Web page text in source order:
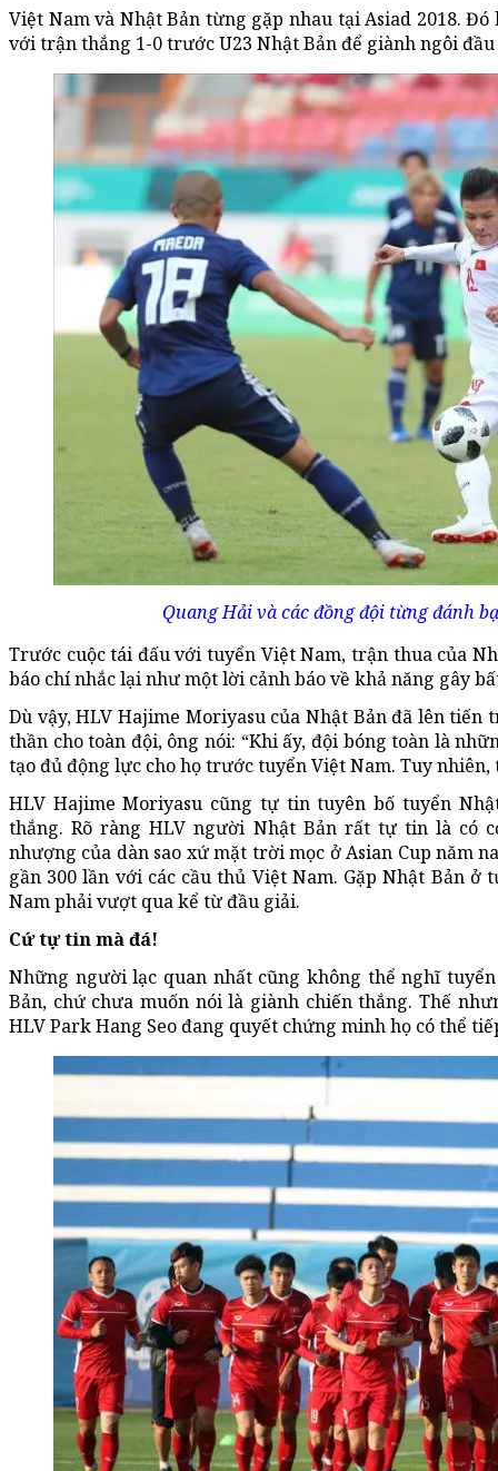
Việt Nam và Nhật Bản từng gặp nhau tại Asiad 2018.
với trận thắng 1-0 trước U23 Nhật Bản để giành ngôi
Quang Hải và các đồng đội từng đánh
Trước cuộc tái đấu với tuyển Việt Nam, trận thua của
báo chí nhắc lại như một lời cảnh báo về khả năng gây
Dù vậy, HLV Hajime Moriyasu của Nhật Bản đã lên
thần cho toàn đội, ông nói: “Khi ấy, đội bóng toàn là
tạo đủ động lực cho họ trước tuyển Việt Nam. Tuy nhiên,
HLV Hajime Moriyasu cũng tự tin tuyên bố tuyển
thắng. Rõ ràng HLV người Nhật Bản rất tự tin là có
nhượng của dàn sao xứ mặt trời mọc ở Asian Cup năm
gần 300 lần với các cầu thủ Việt Nam. Gặp Nhật Bản
Nam phải vượt qua kể từ đầu giải.
Cứ tự tin mà đá!
Những người lạc quan nhất cũng không thể nghĩ
Bản, chứ chưa muốn nói là giành chiến thắng. Thế
HLV Park Hang Seo đang quyết chứng minh họ có thể